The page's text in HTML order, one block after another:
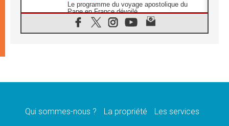
Le programme du voyage apostolique du
Pape en France dévoilé
07.08.2026
1ère Conférence continentale sur l'éducation
07.08.2026
07.08.2026
Qui sommes-nous ? La propriété
Les services